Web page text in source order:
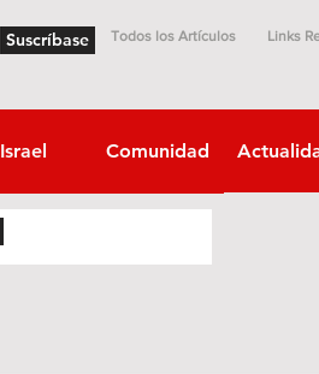
Suscríbase Todos los Artículos Links
Israel Comunidad